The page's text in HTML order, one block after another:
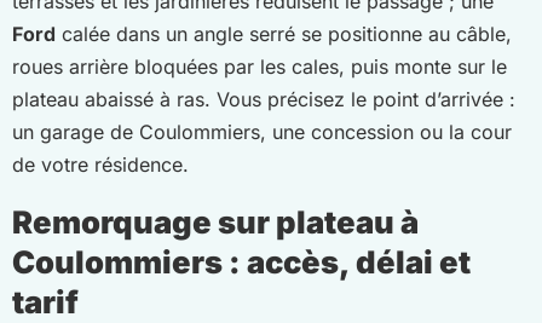
Ford calée dans un angle serré se positionne au câble,
roues arrière bloquées par les cales, puis monte sur le
plateau abaissé à ras. Vous précisez le point d’arrivée :
un garage de Coulommiers, une concession ou la cour
de votre résidence.
Remorquage sur plateau à
Coulommiers : accès, délai et
tarif